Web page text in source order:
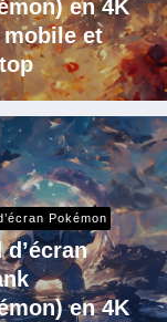
en 4K
et
Pokémon
d’écran
en 4K